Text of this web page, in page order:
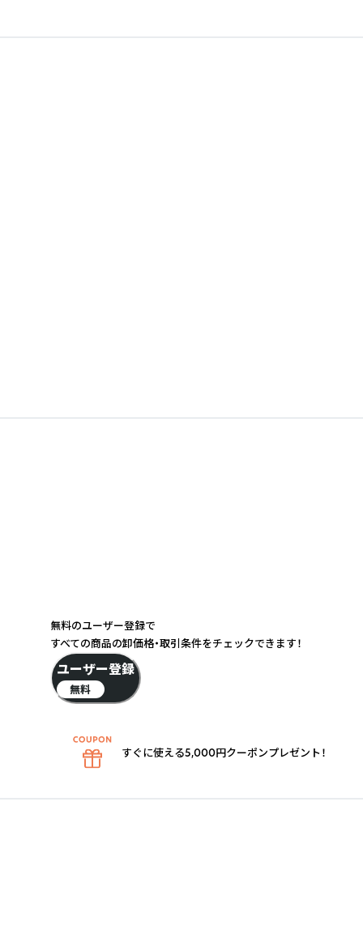
無料のユーザー登録で
すべての商品の卸価格・取引条件をチェックできます！
ユーザー登録
無料
すぐに使える5,000円クーポンプレゼント！